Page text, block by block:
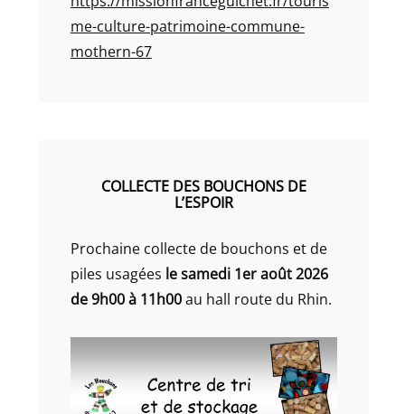
me-culture-patrimoine-commune-
mothern-67
COLLECTE DES BOUCHONS DE
L’ESPOIR
Prochaine collecte de bouchons et de
piles usagées le samedi 1er août 2026
de 9h00 à 11h00au hall route du Rhin.